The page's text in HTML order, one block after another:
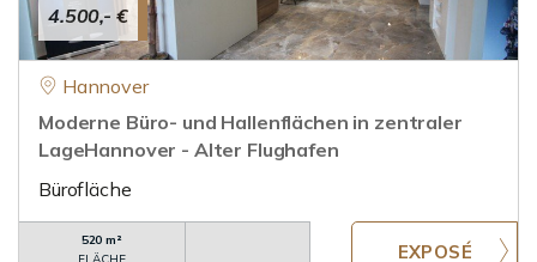
4.500,- €
Hannover
Moderne Büro- und Hallenflächen in zentraler
LageHannover - Alter Flughafen
Bürofläche
520 m²